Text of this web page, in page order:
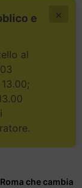
e
al
×
che cambia